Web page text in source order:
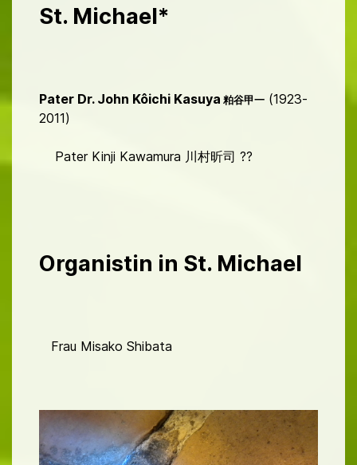
St. Michael*
Pater Dr. John Kôichi Kasuya 粕谷甲一 (1923-
2011)
Pater Kinji Kawamura 川村昕司 ??
Organistin in St. Michael
Frau Misako Shibata